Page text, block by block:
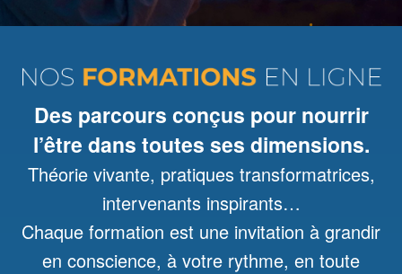
Des parcours conçus pour nourrir
l’être dans toutes ses dimensions.
Théorie vivante, pratiques transformatrices,
intervenants inspirants…
Chaque formation est une invitation à grandir
en conscience, à votre rythme, en toute